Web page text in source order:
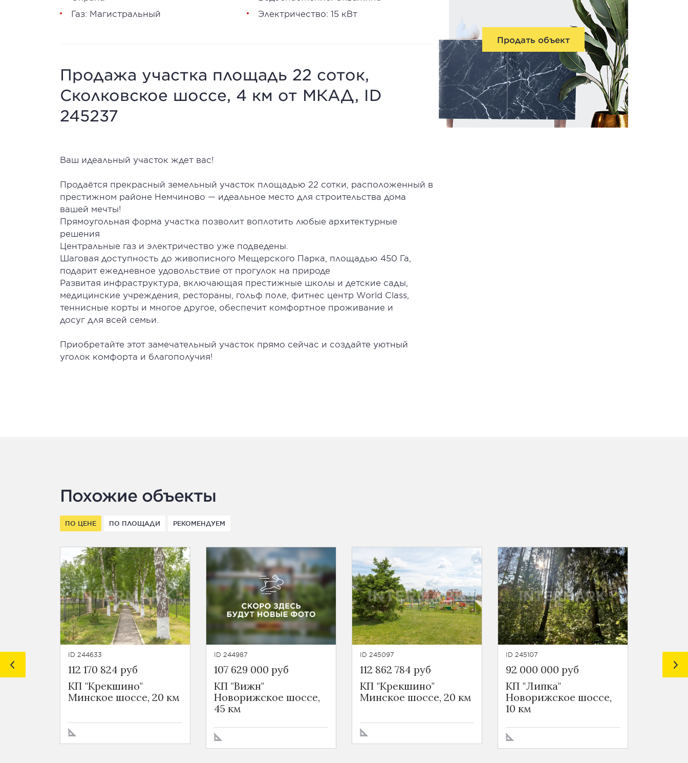
Продать объект
Газ: Магистральный
Электричество: 15 кВт
Продажа участка площадь 22 соток,
Сколковское шоссе, 4 км от МКАД, ID
245237
Ваш идеальный участок ждет вас!
Продаётся прекрасный земельный участок площадью 22 сотки, расположенный в
престижном районе Немчиново — идеальное место для строительства дома
вашей мечты!
Прямоугольная форма участка позволит воплотить любые архитектурные
решения
Центральные газ и электричество уже подведены.
Шаговая доступность до живописного Мещерского Парка, площадью 450 Га,
подарит ежедневное удовольствие от прогулок на природе
Развитая инфраструктура, включающая престижные школы и детские сады,
медицинские учреждения, рестораны, гольф поле, фитнес центр World Class,
теннисные корты и многое другое, обеспечит комфортное проживание и
досуг для всей семьи.
Приобретайте этот замечательный участок прямо сейчас и создайте уютный
уголок комфорта и благополучия!
Похожие объекты
ПО ЦЕНЕ ПО ПЛОЩАДИ РЕКОМЕНДУЕМ
ID 244633
112 170 824 руб
КП "Крекшино"
Минское шоссе, 20 км
ID 244987
107 629 000 руб
КП "Вижн"
Новорижское шоссе,
45 км
ID 245097
112 862 784 руб
КП "Крекшино"
Минское шоссе, 20 км
ID 245107
92 000 000 руб
КП "Липка"
Новорижское шоссе,
10 км
ID 245137
108